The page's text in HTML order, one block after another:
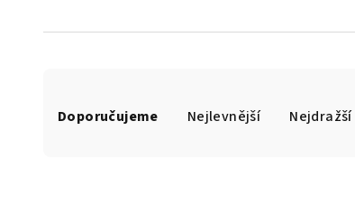
aDoporučujeme Nejlevnější Nejdražší